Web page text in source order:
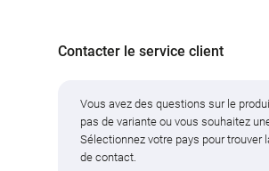
Contacter le service client
Vous avez des questions sur le
pas de variante ou vous souhaitez
Sélectionnez votre pays pour trouver
de contact.